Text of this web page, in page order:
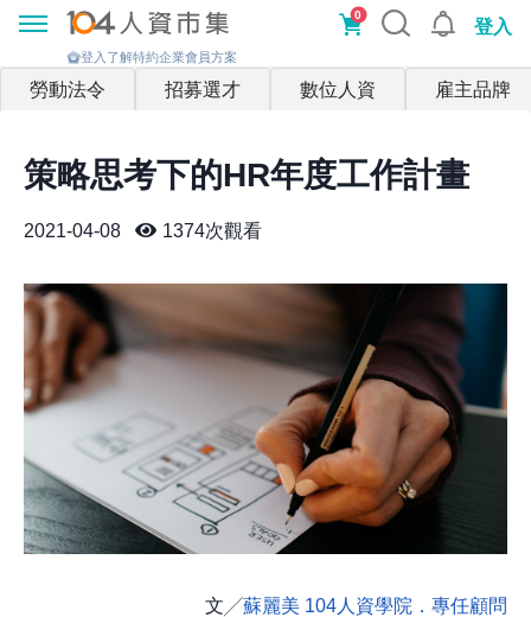
0
登入
登入了解特約企業會員方案
勞動法令 招募選才 數位人資 雇主品牌
策略思考下的HR年度工作計畫
2021-04-08 1374次觀看
文╱蘇麗美 104人資學院．專任顧問